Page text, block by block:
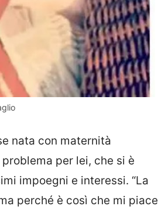
nata con maternità
per lei, che si è
impoegni e interessi. “La
perché è così che mi piace